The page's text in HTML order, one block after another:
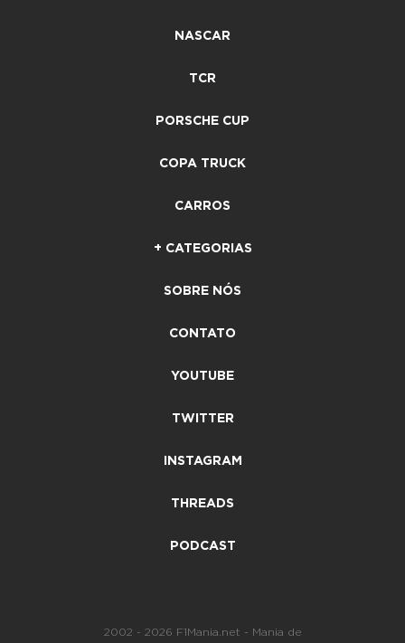
NASCAR
TCR
PORSCHE CUP
COPA TRUCK
CARROS
+ CATEGORIAS
SOBRE NÓS
CONTATO
YOUTUBE
TWITTER
INSTAGRAM
THREADS
PODCAST
2002 - 2026 F1Mania.net - Mania de